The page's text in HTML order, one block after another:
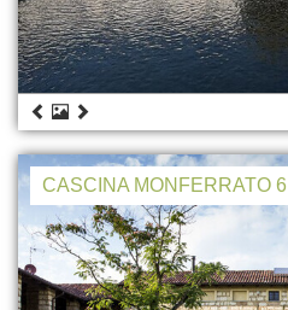
CASCINA MONFERRATO 6